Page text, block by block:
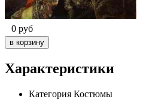
0 руб
Характеристики
Категория Костюмы